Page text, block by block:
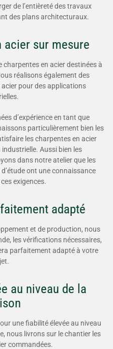
de l’entièreté des travaux
des plans architecturaux.
acier sur mesure
en acier destinées à
réalisons également des
acier pour des applications
d’expérience en tant que
particulièrement bien les
les charpentes en acier
Aussi bien les
dans notre atelier que les
ont une connaissance
exigences.
adapté
et de production, nous
les vérifications nécessaires,
parfaitement adapté à votre
au niveau de la
une fiabilité élevée au niveau
nous livrons sur le chantier les
commandées.